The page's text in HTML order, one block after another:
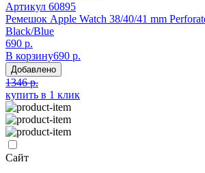
Артикул 60895
Ремешок Apple Watch 38/40/41 mm
Black/Blue
690 р.
В корзину690 р.
Добавлено
1346 р.
купить в 1 клик
Сайт